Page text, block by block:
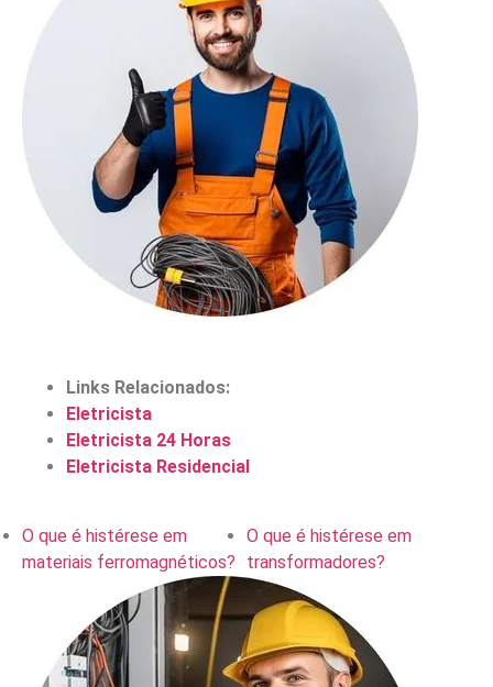
Links Relacionados:
Eletricista
Eletricista 24 Horas
Eletricista Residencial
O que é histérese em
materiais ferromagnéticos?
O que é histérese em
transformadores?